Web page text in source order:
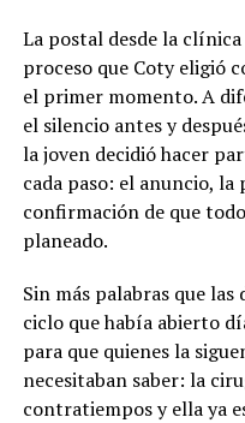
La postal desde la
proceso que Coty eligió
el primer momento. A
el silencio antes y
la joven decidió hacer
cada paso: el anuncio,
confirmación de que
planeado.
Sin más palabras que
ciclo que había abierto
para que quienes la
necesitaban saber: la
contratiempos y ella ya